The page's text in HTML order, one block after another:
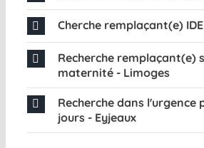
Cherche remplaçant(e)
Recherche remplaçant(e)
maternité - Limoges
Recherche dans l'urgence
jours - Eyjeaux